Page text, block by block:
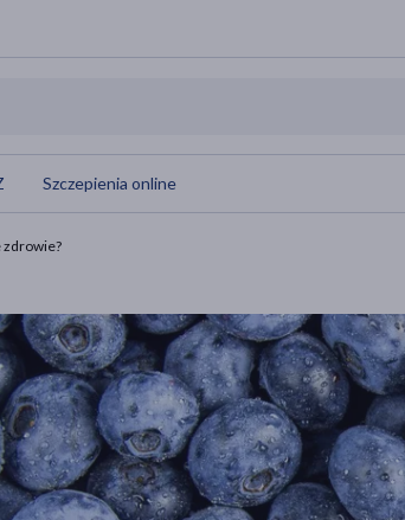
Szczepienia online
zdrowie?